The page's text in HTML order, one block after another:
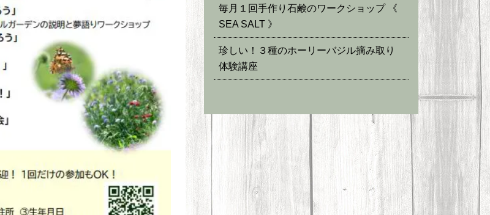
毎月１回手作り石鹸のワークショップ 《
SEA SALT 》
珍しい！３種のホーリーバジル摘み取り
体験講座